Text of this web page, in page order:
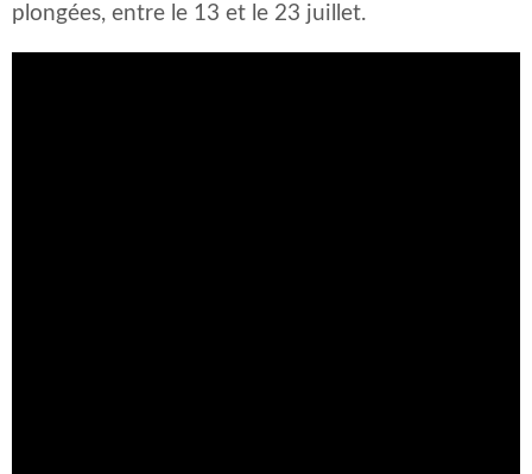
plongées, entre le 13 et le 23 juillet.